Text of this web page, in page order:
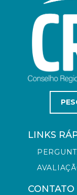
LINKS
CONTATO